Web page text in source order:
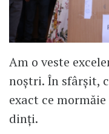
Am o veste
noștri. În sfârșit,
exact ce
dinți.